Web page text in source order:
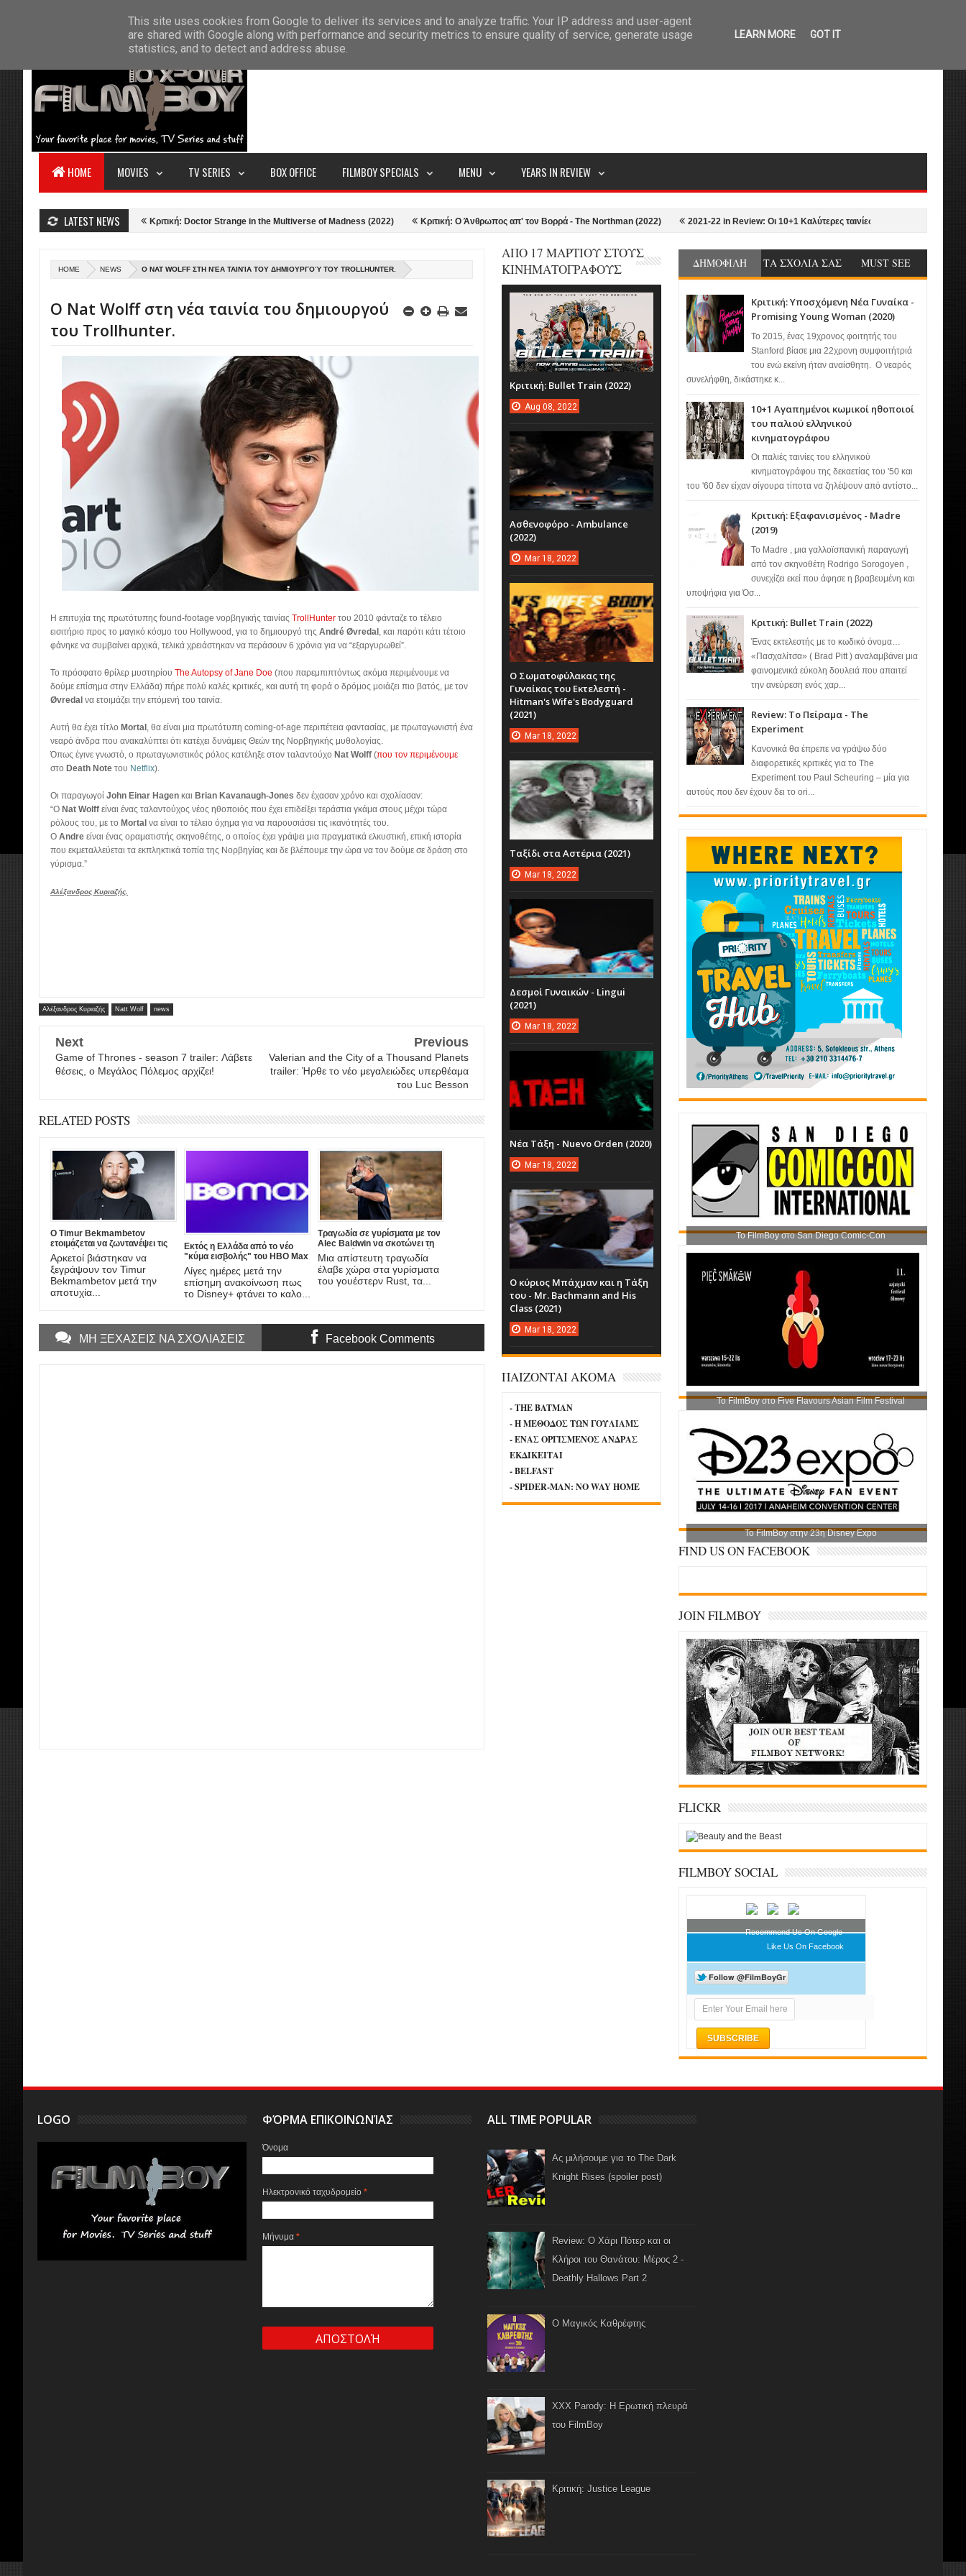
HOME ABOUT US CONTACT SITEMAP
HOME MOVIES TV SERIES BOX OFFICE FILMBOY SPECIALS MENU YEARS IN REVIEW
LATEST NEWS
Gun: Maverick (2022) Κριτική: Doctor Strange in the Multiverse of Madness (2022) Κριτική: Ο Άνθρωπος απ' τον Βορρά - The Northman (2022) 2021-22 in Review: Οι 10+1 Καλύτερες ταινίες της σεζόν από τον Γιώργο
HOME NEWS Ο NAT WOLFF ΣΤΗ ΝΈΑ ΤΑΙΝΊΑ ΤΟΥ ΔΗΜΙΟΥΡΓΟΎ ΤΟΥ TROLLHUNTER.
Ο Nat Wolff στη νέα ταινία του δημιουργού
του Trollhunter.
Η επιτυχία της πρωτότυπης found-footage νορβηγικής ταινίας TrollHunter του 2010 φάνταζε το τέλειο
εισιτήριο προς το μαγικό κόσμο του Hollywood, για το δημιουργό της André Øvredal , και παρότι κάτι τέτοιο
φάνηκε να συμβαίνει αρχικά, τελικά χρειάστηκαν να περάσουν 6 χρόνια για να “εξαργυρωθεί”.
Το πρόσφατο θρίλερ μυστηρίου The Autopsy of Jane Doe (που παρεμπιπτόντως ακόμα περιμένουμε να
δούμε επίσημα στην Ελλάδα) πήρε πολύ καλές κριτικές, και αυτή τη φορά ο δρόμος μοιάζει πιο βατός, με τον
Øvredal να ετοιμάζει την επόμενή του ταινία.
Αυτή θα έχει τίτλο Mortal , θα είναι μια πρωτότυπη coming-of-age περιπέτεια φαντασίας, με πρωταγωνιστή ένα
νεαρό άνδρα που ανακαλύπτει ότι κατέχει δυνάμεις Θεών της Νορβηγικής μυθολογίας.
Όπως έγινε γνωστό, ο πρωταγωνιστικός ρόλος κατέληξε στον ταλαντούχο Nat Wolff (που τον περιμένουμε
στο Death Note του Netflix).
Οι παραγωγοί John Einar Hagen και Brian Kavanaugh-Jones δεν έχασαν χρόνο και σχολίασαν:
“Ο Nat Wolff είναι ένας ταλαντούχος νέος ηθοποιός που έχει επιδείξει τεράστια γκάμα στους μέχρι τώρα
ρόλους του, με το Mortal να είναι το τέλειο όχημα για να παρουσιάσει τις ικανότητές του.
Ο Andre είναι ένας οραματιστής σκηνοθέτης, ο οποίος έχει γράψει μια πραγματικά ελκυστική, επική ιστορία
που εκμεταλλεύεται τα εκπληκτικά τοπία της Νορβηγίας και δε βλέπουμε την ώρα να τον δούμε σε δράση στο
γύρισμα.”
Αλέξανδρος Κυριαζής.
Αλέξανδρος Κυριαζής Natt Wolf news
Next
Game of Thrones - season 7 trailer: Λάβετε
θέσεις, ο Μεγάλος Πόλεμος αρχίζει!
Previous
Valerian and the City of a Thousand Planets
trailer: Ήρθε το νέο μεγαλειώδες υπερθέαμα
του Luc Besson
RELATED POSTS
Ο Timur Bekmambetov
ετοιμάζεται να ζωντανέψει τις
ιστορίες τρόμου του Stan Lee!
Αρκετοί βιάστηκαν να
ξεγράψουν τον Timur
Bekmambetov μετά την
αποτυχία...
Εκτός η Ελλάδα από το νέο
"κύμα εισβολής" του HBO Max
στην Ευρώπη
Λίγες ημέρες μετά την
επίσημη ανακοίνωση πως
το Disney+ φτάνει το καλο...
Τραγωδία σε γυρίσματα με τον
Alec Baldwin να σκοτώνει τη
φωτογράφο και να τραυματίζει
σοβαρά το σκηνοθέτη της νέας
του ταινίας!
Μια απίστευτη τραγωδία
έλαβε χώρα στα γυρίσματα
του γουέστερν Rust, τα...
ΜΗ ΞΕΧΑΣΕΙΣ ΝΑ ΣΧΟΛΙΑΣΕΙΣ Facebook Comments
ΔΗΜΟΦΙΛΗ ΤΑ ΣΧΟΛΙΑ ΣΑΣ MUST SEE
Κριτική: Υποσχόμενη Νέα Γυναίκα -
Promising Young Woman (2020)
Το 2015, ένας 19χρονος φοιτητής του
Stanford βίασε μια 22χρονη συμφοιτήτριά
του ενώ εκείνη ήταν αναίσθητη. Ο νεαρός
συνελήφθη, δικάστηκε κ...
10+1 Αγαπημένοι κωμικοί ηθοποιοί
του παλιού ελληνικού
κινηματογράφου
Οι παλιές ταινίες του ελληνικού
κινηματογράφου της δεκαετίας του '50 και
του '60 δεν είχαν σίγουρα τίποτα να ζηλέψουν από αντίστο...
Κριτική: Εξαφανισμένος - Madre
(2019)
Το Madre , μια γαλλοϊσπανική παραγωγή
από τον σκηνοθέτη Rodrigo Sorogoyen ,
συνεχίζει εκεί που άφησε η βραβευμένη και
υποψήφια για Όσ...
Κριτική: Bullet Train (2022)
Ένας εκτελεστής με το κωδικό όνομα…
«Πασχαλίτσα» ( Brad Pitt ) αναλαμβάνει μια
φαινομενικά εύκολη δουλειά που απαιτεί
την ανεύρεση ενός χαρ...
Review: Το Πείραμα - The
Experiment
Κανονικά θα έπρεπε να γράψω δύο
διαφορετικές κριτικές για το The
Experiment του Paul Scheuring – μία για
αυτούς που δεν έχουν δει το ori...
Το FilmBoy στο San Diego Comic-Con
Το FilmBoy στο Five Flavours Asian Film Festival
Το FilmBoy στην 23η Disney Expo
FIND US ON FACEBOOK
JOIN FILMBOY
FLICKR
FILMBOY SOCIAL
Recommend Us On Google
Like Us On Facebook
ΑΠΟ 17 ΜΑΡΤΙΟΥ ΣΤΟΥΣ
ΚΙΝΗΜΑΤΟΓΡΑΦΟΥΣ
Κριτική: Bullet Train (2022)
Aug 08, 2022
Ασθενοφόρο - Ambulance
(2022)
Mar 18, 2022
Ο Σωματοφύλακας της
Γυναίκας του Εκτελεστή -
Hitman's Wife's Bodyguard
(2021)
Mar 18, 2022
Ταξίδι στα Αστέρια (2021)
Mar 18, 2022
Δεσμοί Γυναικών - Lingui
(2021)
Mar 18, 2022
Νέα Τάξη - Nuevo Orden (2020)
Mar 18, 2022
Ο κύριος Μπάχμαν και η Τάξη
του - Mr. Bachmann and His
Class (2021)
Mar 18, 2022
ΠΑΙΖΟΝΤΑΙ ΑΚΟΜΑ
- THE BATMAN
- Η ΜΕΘΟΔΟΣ ΤΩΝ ΓΟΥΛΙΑΜΣ
- ΕΝΑΣ ΟΡΓΙΣΜΕΝΟΣ ΑΝΔΡΑΣ
ΕΚΔΙΚΕΙΤΑΙ
- BELFAST
- SPIDER-MAN: NO WAY HOME
LOGO ΦΌΡΜΑ ΕΠΙΚΟΙΝΩΝΊΑΣ
Όνομα
Ηλεκτρονικό ταχυδρομείο*
Μήνυμα*
ALL TIME POPULAR
Ας μιλήσουμε για το The Dark
Knight Rises (spoiler post)
Review: Ο Χάρι Πότερ και οι
Κλήροι του Θανάτου: Μέρος 2 -
Deathly Hallows Part 2
Ο Μαγικός Καθρέφτης
XXX Parody: Η Ερωτική πλευρά
του FilmBoy
Κριτική: Justice League
This site uses cookies from Google to deliver its services and to analyze traffic. Your IP address and user-agent
are shared with Google along with performance and security metrics to ensure quality of service, generate usage
statistics, and to detect and address abuse.
LEARN MORE GOT IT